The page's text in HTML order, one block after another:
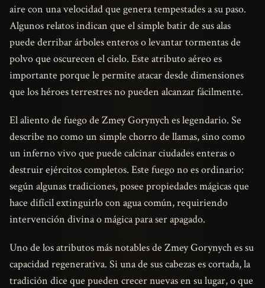
aire con una velocidad que genera tempestades a su paso.
Algunos relatos indican que el simple batir de sus alas
puede derribar árboles enteros o levantar tormentas de
polvo que oscurecen el cielo. Este atributo aéreo es
importante porque le permite atacar desde dimensiones
que los héroes terrestres no pueden alcanzar fácilmente.
El aliento de fuego de Zmey Gorynych es legendario. Se
describe no como un simple chorro de llamas, sino como
un inferno vivo que puede calcinar ciudades enteras o
destruir ejércitos completos. Este fuego no es ordinario:
según algunas tradiciones, posee propiedades mágicas que
hace difícil extinguirlo con agua común, requiriendo
intervención divina o mágica para ser apagado.
Uno de los atributos más notables de Zmey Gorynych es su
capacidad regenerativa. Si una de sus cabezas es cortada, la
tradición dice que pueden crecer nuevas en su lugar, o que